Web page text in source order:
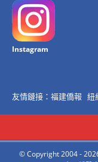
Instagram
友情鏈接： 福建僑報 紐
© Copyright 2004 -